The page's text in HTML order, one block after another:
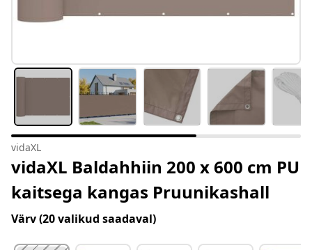
vidaXL
vidaXL Baldahhiin 200 x 600 cm PU
kaitsega kangas Pruunikashall
Värv(20 valikud saadaval)